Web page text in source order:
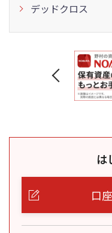
デッドクロス
は
口